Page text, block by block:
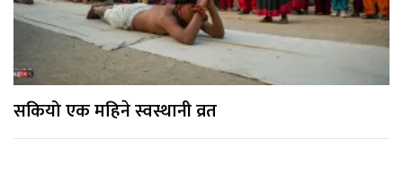
सकियो एक महिने स्वस्थानी व्रत